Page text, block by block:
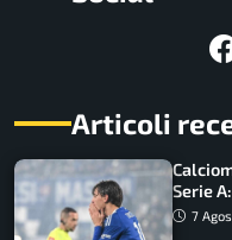
Articoli
Serie
7